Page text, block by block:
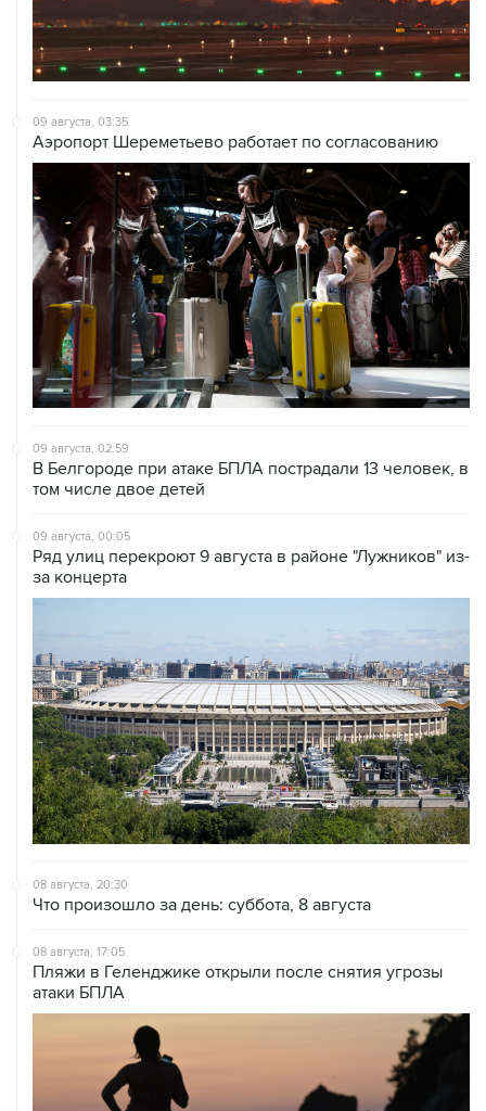
09 августа, 03:35
Аэропорт Шереметьево работает по согласованию
09 августа, 02:59
В Белгороде при атаке БПЛА пострадали 13 человек, в
том числе двое детей
09 августа, 00:05
Ряд улиц перекроют 9 августа в районе "Лужников" из-
за концерта
08 августа, 20:30
Что произошло за день: суббота, 8 августа
08 августа, 17:05
Пляжи в Геленджике открыли после снятия угрозы
атаки БПЛА